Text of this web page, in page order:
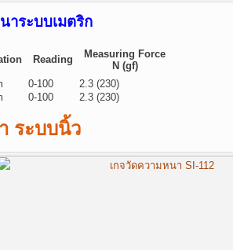
าระบบเมตริก
Reading
Measuring Force
N (gf)
0-100
2.3 (230)
0-100 2.3 (230)
ระบบนิ้ว